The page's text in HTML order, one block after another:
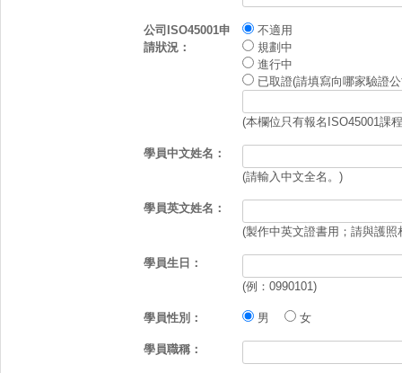
公司ISO45001申
請狀況：
不適用
規劃中
進行中
已取證(請填寫向哪家驗證
(本欄位只有報名ISO45001課
學員中文姓名：
(請輸入中文全名。)
學員英文姓名：
(製作中英文證書用；請與護
學員生日：
(例：0990101)
學員性別： 男 女
學員職稱：